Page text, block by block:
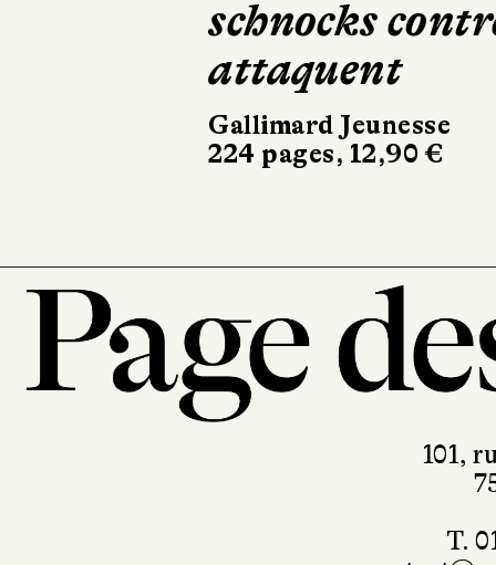
Hélium
32 pages, 21,90 €
101,
T.